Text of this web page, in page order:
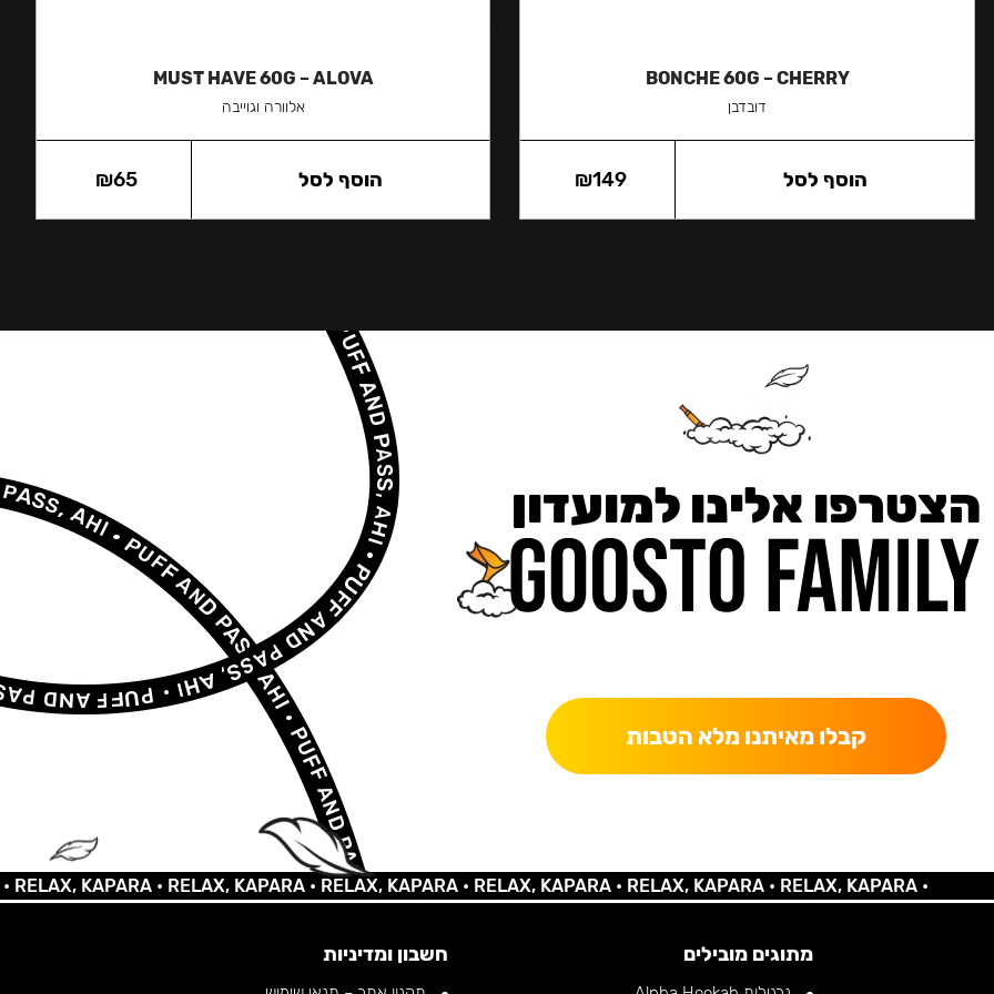
BONCHE 60G – CHERRY
דובדבן
₪149 הוסף לסל
MUST HAVE 60G – ALOVA
אלוורה וגוייבה
₪65 הוסף לסל
הצטרפו אלינו למועדון
קבלו מאיתנו מלא הטבות
KAPARA •RELAX, KAPARA •RELAX, KAPARA •RELAX, KAPARA •RELAX, KAPARA •RELAX, KAPARA •
מתוגים מובילים חשבון ומדיניות